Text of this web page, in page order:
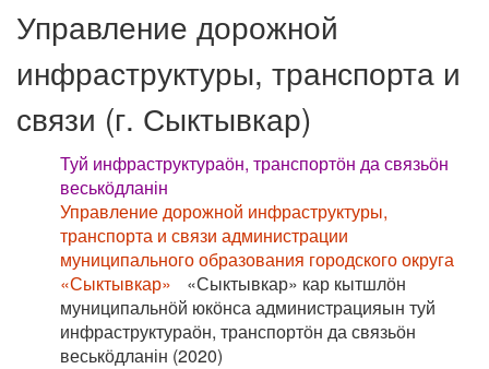
Управление дорожной
инфраструктуры, транспорта и
связи (г. Сыктывкар)
Туй инфраструктураӧн, транспортӧн да связьӧн
веськӧдланін
Управление дорожной инфраструктуры,
транспорта и связи администрации
муниципального образования городского округа
«Сыктывкар»
«Сыктывкар» кар кытшлӧн
муниципальнӧй юкӧнса администрацияын туй
инфраструктураӧн, транспортӧн да связьӧн
веськӧдланін (2020)